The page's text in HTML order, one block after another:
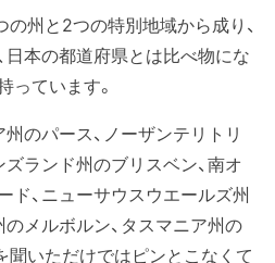
の州と2つの特別地域から成り、
日本の都道府県とは比べ物にな
っています。
のパース、ノーザンテリトリ
ランド州のブリスベン、南オ
ド、ニューサウスウエールズ州
メルボルン、タスマニア州の
聞いただけではピンとこなくて